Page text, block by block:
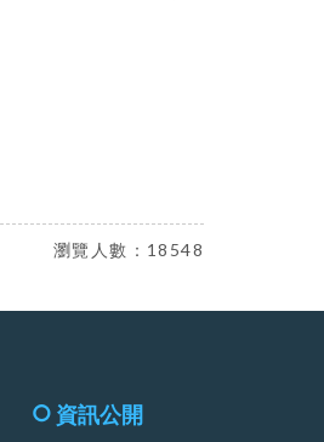
瀏覽人數：18548
資訊公開